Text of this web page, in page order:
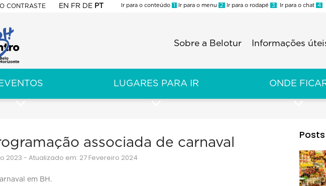
CONTRASTE EN FR DE PT
Ir para o conteúdo 1 Ir para o menu 2 Ir para o rodapé 3 Ir para o chat 4
Sobre a Belotur Informações
EVENTOS LUGARES PARA IR ONDE
associada de carnaval
2023 - Atualizado em: 27 Fevereiro 2024
em BH.